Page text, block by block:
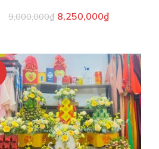
9,000,000₫ 8,250,000₫